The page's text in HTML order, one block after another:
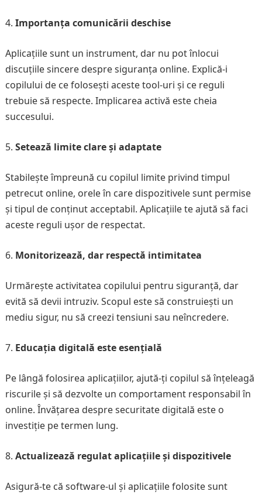
Importanța comunicării deschise
Aplicațiile sunt un instrument, dar nu pot înlocui
discuțiile sincere despre siguranța online. Explică-i
copilului de ce folosești aceste tool-uri și ce reguli
trebuie să respecte. Implicarea activă este cheia
succesului.
Setează limite clare și adaptate
Stabilește împreună cu copilul limite privind timpul
petrecut online, orele în care dispozitivele sunt permise
și tipul de conținut acceptabil. Aplicațiile te ajută să faci
aceste reguli ușor de respectat.
Monitorizează, dar respectă intimitatea
Urmărește activitatea copilului pentru siguranță, dar
evită să devii intruziv. Scopul este să construiești un
mediu sigur, nu să creezi tensiuni sau neîncredere.
Educația digitală este esențială
Pe lângă folosirea aplicațiilor, ajută-ți copilul să înțeleagă
riscurile și să dezvolte un comportament responsabil în
online. Învățarea despre securitate digitală este o
investiție pe termen lung.
Actualizează regulat aplicațiile și dispozitivele
Asigură-te că software-ul și aplicațiile folosite sunt